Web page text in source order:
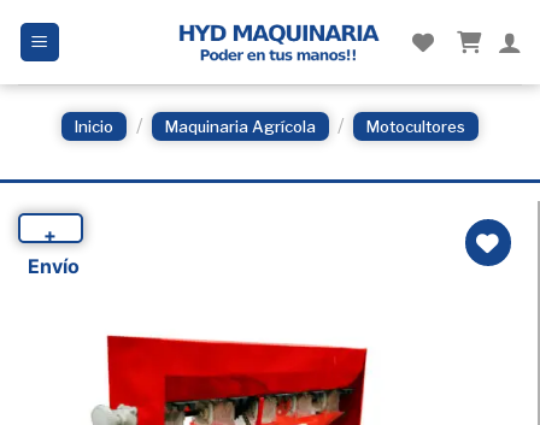
Inicio / Maquinaria Agrícola / Motocultores
+
Envío